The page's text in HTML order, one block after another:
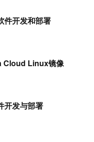
件开发和部署
Cloud Linux镜像
开发与部署